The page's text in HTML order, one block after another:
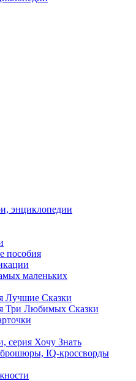
энциклопедии
пособия
маленьких
Лучшие Сказки
Три Любимых Сказки
серия Хочу Знать
IQ-кроссворды